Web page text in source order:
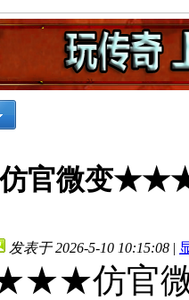
微变★★★
发表于 2026-5-10 10:15:08 |
仿官微